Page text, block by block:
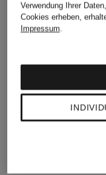
LAUREN Caps
Beige POLO RALPH
Verwendung Ihrer
Cookies erheben,
Impressum.